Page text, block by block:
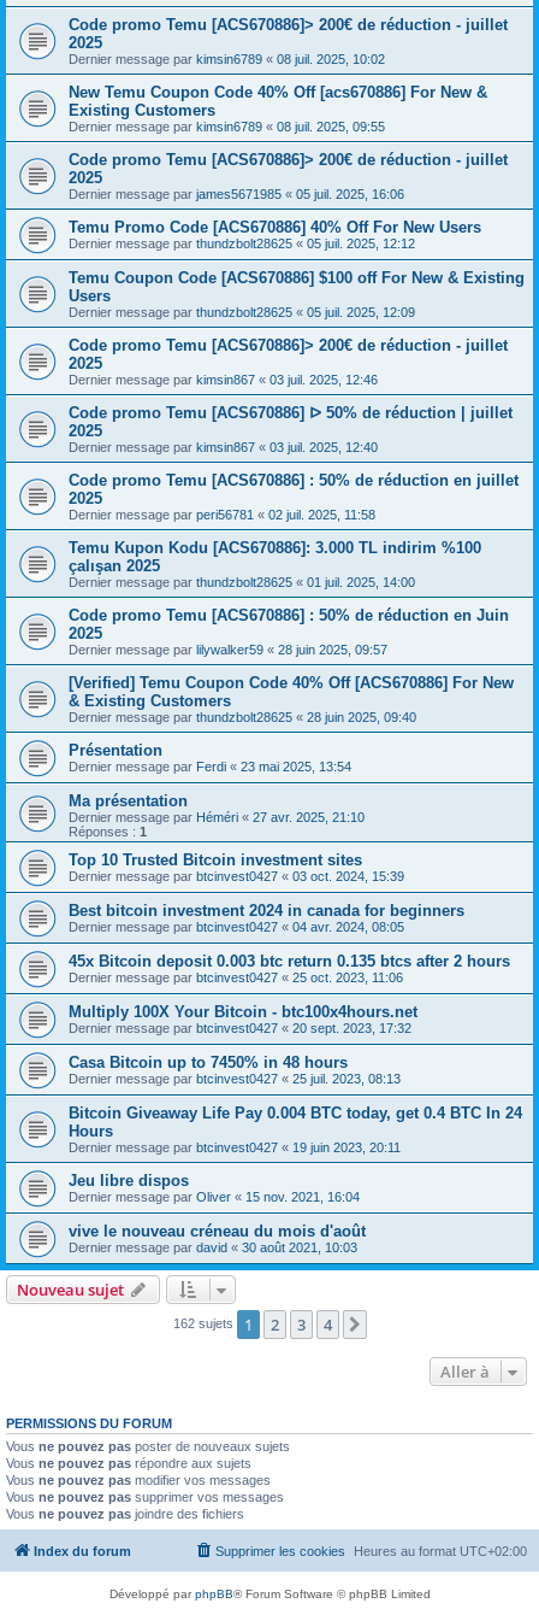
Code promo Temu [ACS670886]> 200€ de réduction - juillet
2025
Dernier message par kimsin6789 « 08 juil. 2025, 10:02
New Temu Coupon Code 40% Off [acs670886] For New &
Existing Customers
Dernier message par kimsin6789 « 08 juil. 2025, 09:55
Code promo Temu [ACS670886]> 200€ de réduction - juillet
2025
Dernier message par james5671985 « 05 juil. 2025, 16:06
Temu Promo Code [ACS670886] 40% Off For New Users
Dernier message par thundzbolt28625 « 05 juil. 2025, 12:12
Temu Coupon Code [ACS670886] $100 off For New & Existing
Users
Dernier message par thundzbolt28625 « 05 juil. 2025, 12:09
Code promo Temu [ACS670886]> 200€ de réduction - juillet
2025
Dernier message par kimsin867 « 03 juil. 2025, 12:46
Code promo Temu [ACS670886] ᐅ 50% de réduction | juillet
2025
Dernier message par kimsin867 « 03 juil. 2025, 12:40
Code promo Temu [ACS670886] : 50% de réduction en juillet
2025
Dernier message par peri56781 « 02 juil. 2025, 11:58
Temu Kupon Kodu [ACS670886]: 3.000 TL indirim %100
çalışan 2025
Dernier message par thundzbolt28625 « 01 juil. 2025, 14:00
Code promo Temu [ACS670886] : 50% de réduction en Juin
2025
Dernier message par lilywalker59 « 28 juin 2025, 09:57
[Verified] Temu Coupon Code 40% Off [ACS670886] For New
& Existing Customers
Dernier message par thundzbolt28625 « 28 juin 2025, 09:40
Présentation
Dernier message par Ferdi « 23 mai 2025, 13:54
Ma présentation
Dernier message par Héméri « 27 avr. 2025, 21:10
Réponses : 1
Top 10 Trusted Bitcoin investment sites
Dernier message par btcinvest0427 « 03 oct. 2024, 15:39
Best bitcoin investment 2024 in canada for beginners
Dernier message par btcinvest0427 « 04 avr. 2024, 08:05
45x Bitcoin deposit 0.003 btc return 0.135 btcs after 2 hours
Dernier message par btcinvest0427 « 25 oct. 2023, 11:06
Multiply 100X Your Bitcoin - btc100x4hours.net
Dernier message par btcinvest0427 « 20 sept. 2023, 17:32
Casa Bitcoin up to 7450% in 48 hours
Dernier message par btcinvest0427 « 25 juil. 2023, 08:13
Bitcoin Giveaway Life Pay 0.004 BTC today, get 0.4 BTC In 24
Hours
Dernier message par btcinvest0427 « 19 juin 2023, 20:11
Jeu libre dispos
Dernier message par Oliver « 15 nov. 2021, 16:04
vive le nouveau créneau du mois d'août
Dernier message par david « 30 août 2021, 10:03
Nouveau sujet
162 sujets 1 2 3 4
Aller à
PERMISSIONS DU FORUM
Vous ne pouvez pas poster de nouveaux sujets
Vous ne pouvez pas répondre aux sujets
Vous ne pouvez pas modifier vos messages
Vous ne pouvez pas supprimer vos messages
Vous ne pouvez pas joindre des fichiers
Index du forum Heures au format UTC+02:00
Supprimer les cookies
Développé parphpBB® Forum Software © phpBB Limited